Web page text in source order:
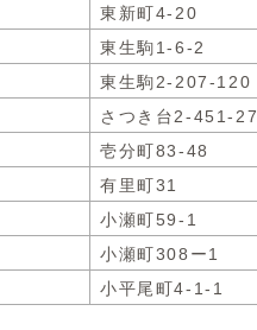
東新町4-20
東生駒1-6-2
東生駒2-207-120
さつき台2-451-27
壱分町83-48
有里町31
小瀬町59-1
小瀬町308ー1
小平尾町4-1-1